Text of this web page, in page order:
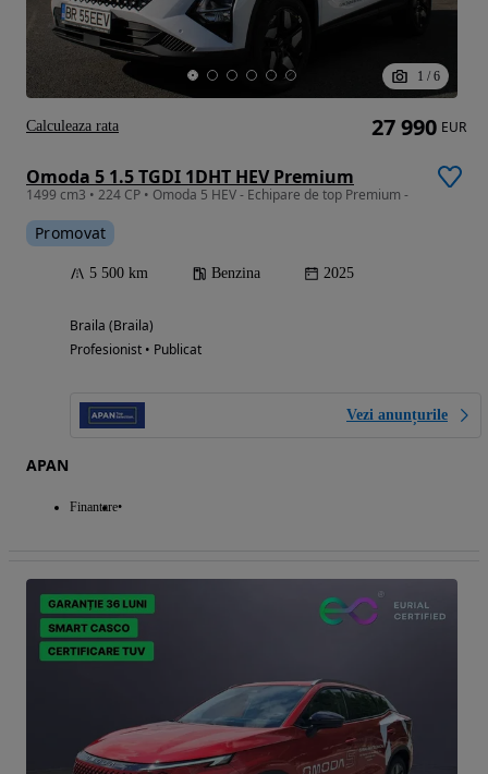
1 / 6
Omoda 5 1.5 TGDI 1DHT HEV Premium
1499 cm3 • 224 CP • Omoda 5 HEV - Echipare de top Premium -
Promovat
5 500 km Benzina 2025
Braila (Braila)
Profesionist • Publicat
Vezi anunțurile
APAN
Finantare
27 990 EUR
Calculeaza rata